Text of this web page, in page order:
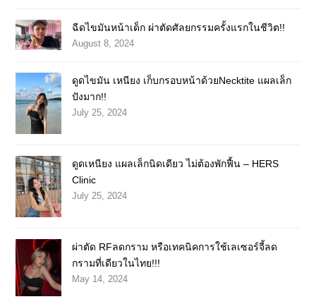
ฉีดไขมันหน้าเด็ก ผ่าตัดศัลยกรรมครั้งแรกในชีวิต!!
August 8, 2024
ดูดไขมัน เหนียง เก็บกรอบหน้าด้วยNecktite แผลเล็ก
ปังมาก!!
July 25, 2024
ดูดเหนียง แผลเล็กนิดเดียว ไม่ต้องพักฟื้น – HERS
Clinic
July 25, 2024
ผ่าตัด RFลดกราม หรือเทคนิคการใช้เลเซอร์จี้ลด
กรามที่เดียวในไทย!!!
May 14, 2024